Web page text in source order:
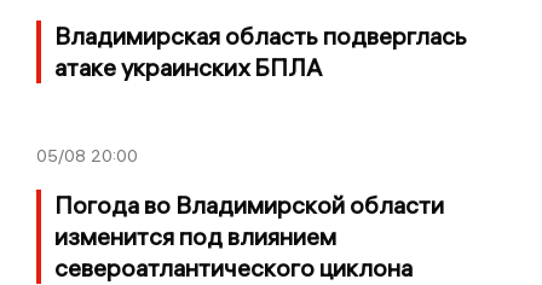
Владимирская область подверглась
атаке украинских БПЛА
05/08 20:00
Погода во Владимирской области
изменится под влиянием
североатлантического циклона